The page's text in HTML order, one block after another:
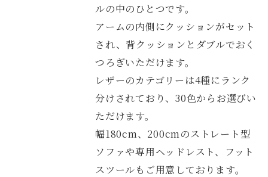
ルの中のひとつです。
アームの内側にクッションがセット
され、背クッションとダブルでおく
つろぎいただけます。
レザーのカテゴリーは4種にランク
分けされており、30色からお選びい
ただけます。
幅180cm、200cmのストレート型
ソファや専用ヘッドレスト、フット
スツールもご用意しております。